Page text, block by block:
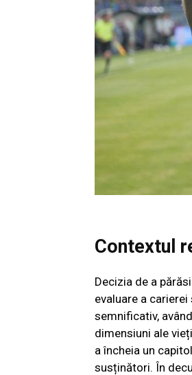
Contextul
Decizia de a
evaluare a
semnificativ,
dimensiuni ale
a încheia un
susținători. În